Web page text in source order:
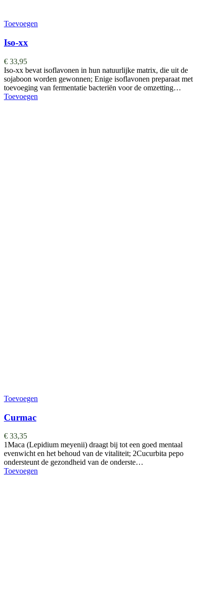
Toevoegen
Iso-xx
€ 33,95
Iso-xx bevat isoflavonen in hun natuurlijke matrix, die uit de
sojaboon worden gewonnen; Enige isoflavonen preparaat met
toevoeging van fermentatie bacteriën voor de omzetting…
Toevoegen
Toevoegen
Curmac
€ 33,35
1Maca (Lepidium meyenii) draagt bij tot een goed mentaal
evenwicht en het behoud van de vitaliteit; 2Cucurbita pepo
ondersteunt de gezondheid van de onderste…
Toevoegen